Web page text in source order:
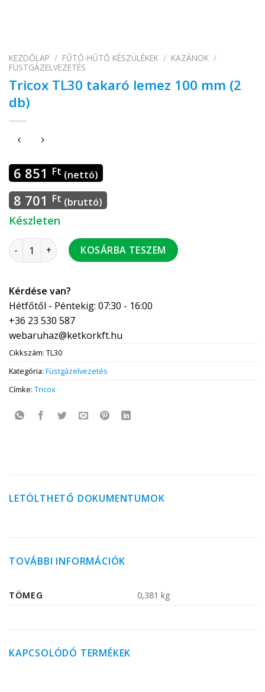
KEZDŐLAP / FŰTŐ-HŰTŐ KÉSZÜLÉKEK / KAZÁNOK /
FÜSTGÁZELVEZETÉS
Tricox TL30 takaró lemez 100 mm (2
db)
6 851 Ft (nettó)
8 701 Ft (bruttó)
Készleten
Tricox TL30 takaró lemez 100 mm (2 db) mennyiség
KOSÁRBA TESZEM
Kérdése van?
Hétfőtől - Péntekig: 07:30 - 16:00
+36 23 530 587
webaruhaz@ketkorkft.hu
Cikkszám: TL30
Kategória: Füstgázelvezetés
Címke: Tricox
LETÖLTHETŐ DOKUMENTUMOK
TOVÁBBI INFORMÁCIÓK
TÖMEG 0,381 kg
KAPCSOLÓDÓ TERMÉKEK